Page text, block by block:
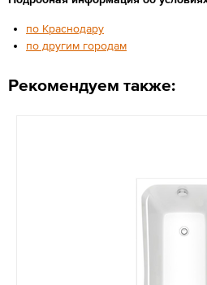
по Краснодару
по другим городам
Рекомендуем также: